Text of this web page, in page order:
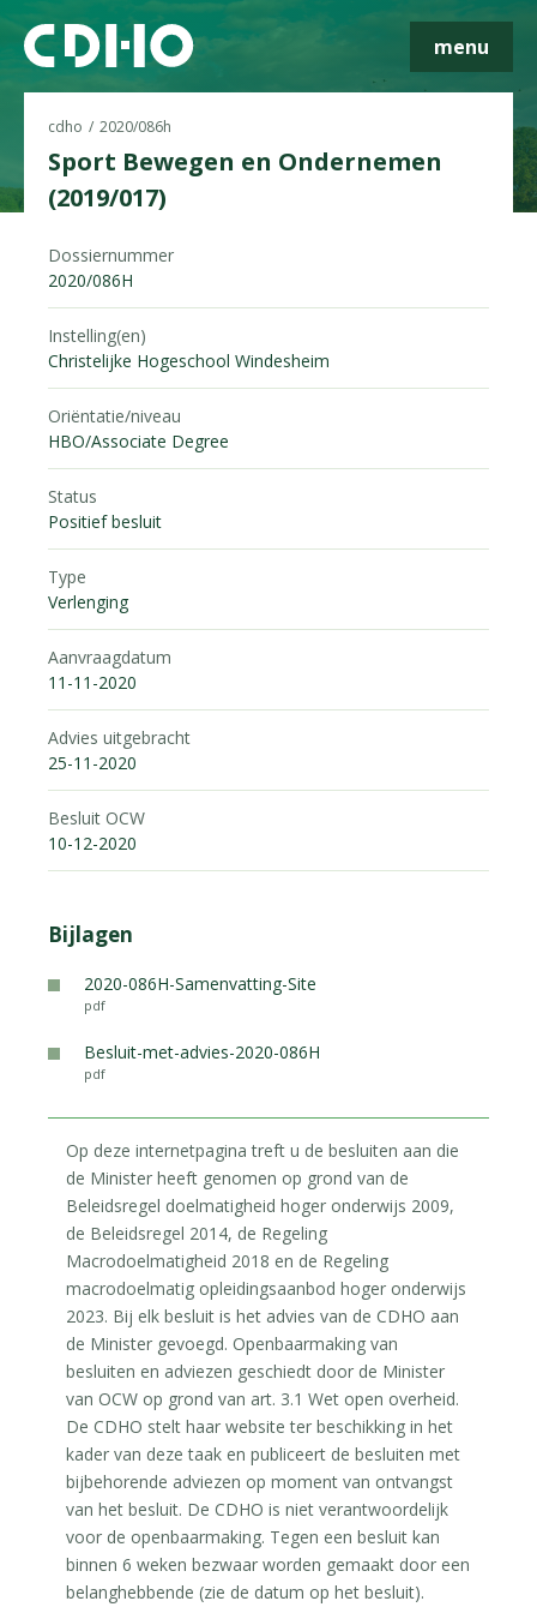
menu
cdho 2020/086h
Sport Bewegen en Ondernemen
(2019/017)
Dossiernummer
2020/086H
Instelling(en)
Christelijke Hogeschool Windesheim
Oriëntatie/niveau
HBO/Associate Degree
Status
Positief besluit
Type
Verlenging
Aanvraagdatum
11-11-2020
Advies uitgebracht
25-11-2020
Besluit OCW
10-12-2020
Bijlagen
2020-086H-Samenvatting-Site
pdf
Besluit-met-advies-2020-086H
pdf
Op deze internetpagina treft u de besluiten aan die
de Minister heeft genomen op grond van de
Beleidsregel doelmatigheid hoger onderwijs 2009,
de Beleidsregel 2014, de Regeling
Macrodoelmatigheid 2018 en de Regeling
macrodoelmatig opleidingsaanbod hoger onderwijs
2023. Bij elk besluit is het advies van de CDHO aan
de Minister gevoegd. Openbaarmaking van
besluiten en adviezen geschiedt door de Minister
van OCW op grond van art. 3.1 Wet open overheid.
De CDHO stelt haar website ter beschikking in het
kader van deze taak en publiceert de besluiten met
bijbehorende adviezen op moment van ontvangst
van het besluit. De CDHO is niet verantwoordelijk
voor de openbaarmaking. Tegen een besluit kan
binnen 6 weken bezwaar worden gemaakt door een
belanghebbende (zie de datum op het besluit).